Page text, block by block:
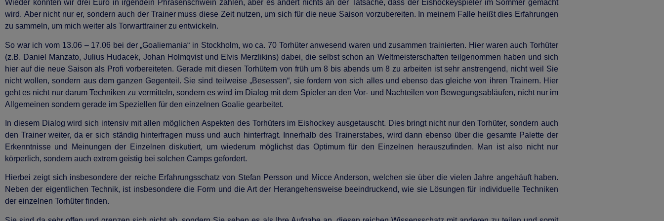
Wieder könnten wir drei Euro in irgendein Phrasenschwein zahlen, aber es ändert nichts an der Tatsache, dass der Eishockeyspieler im Sommer gemacht
wird. Aber nicht nur er, sondern auch der Trainer muss diese Zeit nutzen, um sich für die neue Saison vorzubereiten. In meinem Falle heißt dies Erfahrungen
zu sammeln, um mich weiter als Torwarttrainer zu entwickeln.
So war ich vom 13.06 – 17.06 bei der „Goaliemania“ in Stockholm, wo ca. 70 Torhüter anwesend waren und zusammen trainierten. Hier waren auch Torhüter
(z.B. Daniel Manzato, Julius Hudacek, Johan Holmqvist und Elvis Merzlikins) dabei, die selbst schon an Weltmeisterschaften teilgenommen haben und sich
hier auf die neue Saison als Profi vorbereiteten. Gerade mit diesen Torhütern von früh um 8 bis abends um 8 zu arbeiten ist sehr anstrengend, nicht weil Sie
nicht wollen, sondern aus dem ganzen Gegenteil. Sie sind teilweise „Besessen“, sie fordern von sich alles und ebenso das gleiche von ihren Trainern. Hier
geht es nicht nur darum Techniken zu vermitteln, sondern es wird im Dialog mit dem Spieler an den Vor- und Nachteilen von Bewegungsabläufen, nicht nur im
Allgemeinen sondern gerade im Speziellen für den einzelnen Goalie gearbeitet.
In diesem Dialog wird sich intensiv mit allen möglichen Aspekten des Torhüters im Eishockey ausgetauscht. Dies bringt nicht nur den Torhüter, sondern auch
den Trainer weiter, da er sich ständig hinterfragen muss und auch hinterfragt. Innerhalb des Trainerstabes, wird dann ebenso über die gesamte Palette der
Erkenntnisse und Meinungen der Einzelnen diskutiert, um wiederum möglichst das Optimum für den Einzelnen herauszufinden. Man ist also nicht nur
körperlich, sondern auch extrem geistig bei solchen Camps gefordert.
Hierbei zeigt sich insbesondere der reiche Erfahrungsschatz von Stefan Persson und Micce Anderson, welchen sie über die vielen Jahre angehäuft haben.
Neben der eigentlichen Technik, ist insbesondere die Form und die Art der Herangehensweise beeindruckend, wie sie Lösungen für individuelle Techniken
der einzelnen Torhüter finden.